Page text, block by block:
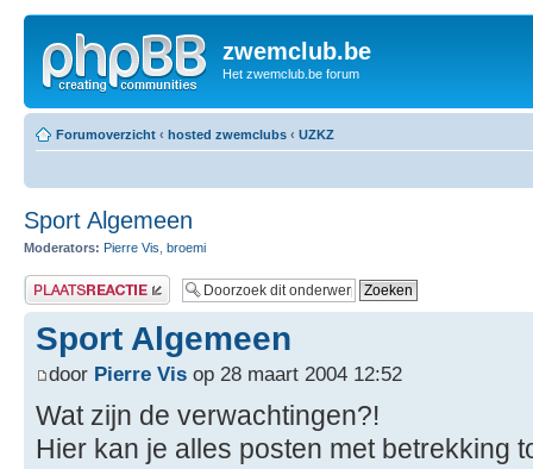
zwemclub.be
Het zwemclub.be forum
Forumoverzicht ‹ hosted zwemclubs ‹ UZKZ
Sport Algemeen
Moderators: Pierre Vis broemi
Plaats een reactie
Sport Algemeen
door Pierre Vis op 28 maart 2004 12:52
Wat zijn de verwachtingen?!
Hier kan je alles posten met betrekking